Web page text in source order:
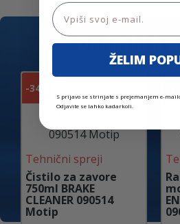
Dodatki k
-34%
Tehnični spreji
Čistilo za zavore
750ml BRAKE
CLEANER 090514
Motip
Email
ŽELIM
S prijavo se strinjate s prejemanjem e-
Odjavite se lahko kadarkoli.